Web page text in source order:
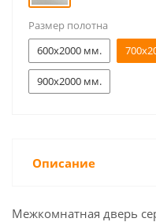
Размер полотна
600x2000 мм.
900x2000 мм.
Описание
Межкомнатная дверь